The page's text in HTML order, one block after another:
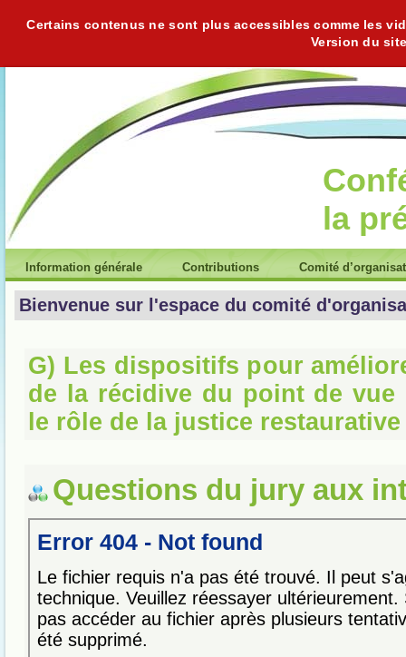
Certains contenus ne sont plus accessibles comme les
Version du
la
Information générale Contributions Comité
Bienvenue sur l'espace du comité
G) Les dispositifs pour
de la récidive du point de vue
le rôle de la justice restaurative
Questions du jury aux